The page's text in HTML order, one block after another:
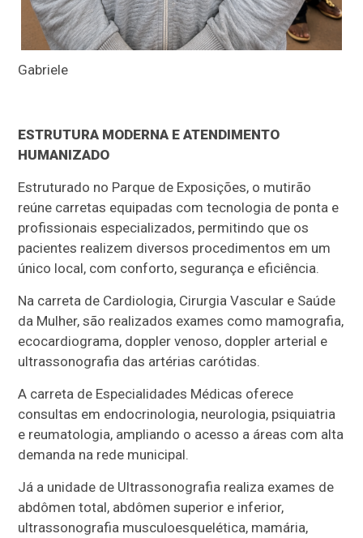
Gabriele
ESTRUTURA MODERNA E ATENDIMENTO
HUMANIZADO
Estruturado no Parque de Exposições, o mutirão
reúne carretas equipadas com tecnologia de ponta e
profissionais especializados, permitindo que os
pacientes realizem diversos procedimentos em um
único local, com conforto, segurança e eficiência.
Na carreta de Cardiologia, Cirurgia Vascular e Saúde
da Mulher, são realizados exames como mamografia,
ecocardiograma, doppler venoso, doppler arterial e
ultrassonografia das artérias carótidas.
A carreta de Especialidades Médicas oferece
consultas em endocrinologia, neurologia, psiquiatria
e reumatologia, ampliando o acesso a áreas com alta
demanda na rede municipal.
Já a unidade de Ultrassonografia realiza exames de
abdômen total, abdômen superior e inferior,
ultrassonografia musculoesquelética, mamária,